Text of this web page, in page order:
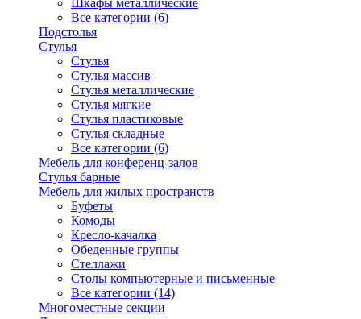
Шкафы металлические
Все категории (6)
Подстолья
Стулья
Стулья
Стулья массив
Стулья металлические
Стулья мягкие
Стулья пластиковые
Стулья складные
Все категории (6)
Мебель для конференц-залов
Стулья барные
Мебель для жилых пространств
Буфеты
Комоды
Кресло-качалка
Обеденные группы
Стеллажи
Столы компьютерные и письменные
Все категории (14)
Многоместные секции